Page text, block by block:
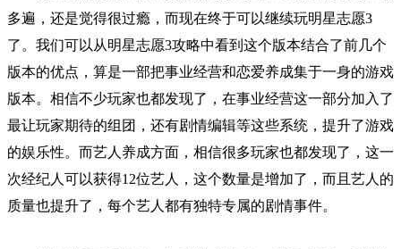
多遍，还是觉得很过瘾，而现在终于可以继续玩明星志愿3
了。我们可以从明星志愿3攻略中看到这个版本结合了前几个
版本的优点，算是一部把事业经营和恋爱养成集于一身的游戏
版本。相信不少玩家也都发现了，在事业经营这一部分加入了
最让玩家期待的组团，还有剧情编辑等这些系统，提升了游戏
的娱乐性。而艺人养成方面，相信很多玩家也都发现了，这一
次经纪人可以获得12位艺人，这个数量是增加了，而且艺人的
质量也提升了，每个艺人都有独特专属的剧情事件。